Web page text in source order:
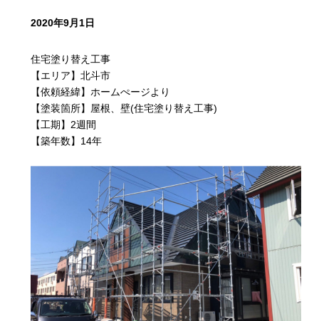
2020年9月1日
住宅塗り替え工事
【エリア】北斗市
【依頼経緯】ホームぺージより
【塗装箇所】屋根、壁(住宅塗り替え工事)
【工期】2週間
【築年数】14年